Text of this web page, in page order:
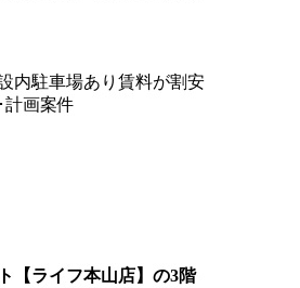
内駐車場あり 賃料が割安
計画案件
【ライフ本山店】の3階